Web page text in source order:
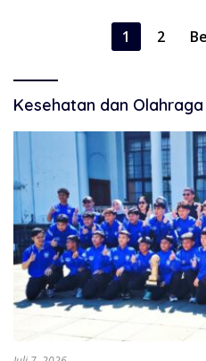
1 2
Kesehatan dan Olahraga